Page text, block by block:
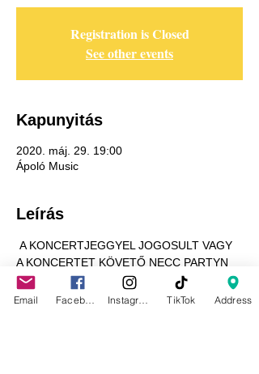
Registration is Closed
See other events
Kapunyitás
2020. máj. 29. 19:00
Ápoló Music
Leírás
A KONCERTJEGGYEL JOGOSULT VAGY
A KONCERTET KÖVETŐ NECC PARTYN
VALÓ BENNMARADÁSRA!
Email TikTok Address